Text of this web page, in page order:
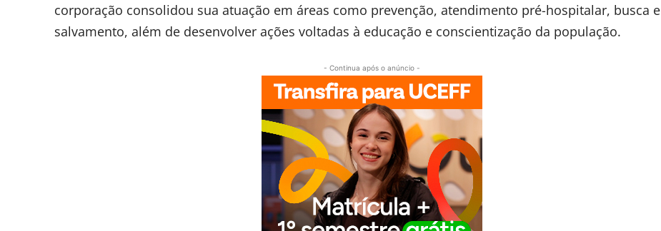
corporação consolidou sua atuação em áreas como prevenção, atendimento pré-hospitalar, busca e
salvamento, além de desenvolver ações voltadas à educação e conscientização da população.
- Continua após o anúncio -